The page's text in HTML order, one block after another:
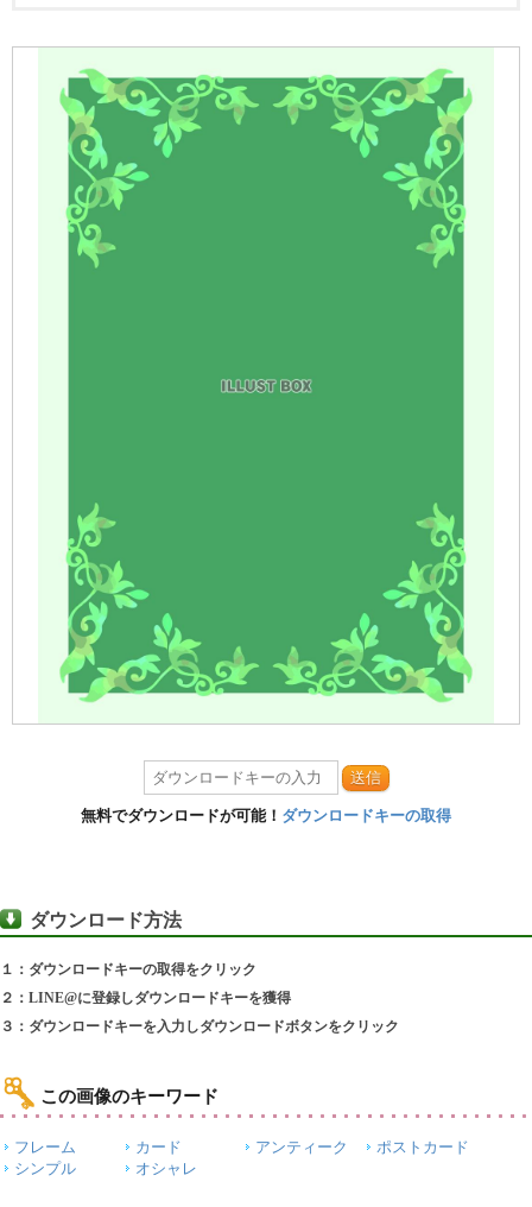
送信
無料でダウンロードが可能！ ダウンロードキーの取得
ダウンロード方法
１：ダウンロードキーの取得をクリック
２：LINE@に登録しダウンロードキーを獲得
３：ダウンロードキーを入力しダウンロードボタンをクリック
この画像のキーワード
フレーム カード アンティーク
ポストカード
シンプル
オシャレ